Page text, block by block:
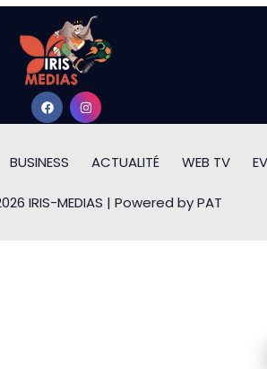
BUSINESS ACTUALITÉ WEB TV
IRIS-MEDIAS | Powered by PAT